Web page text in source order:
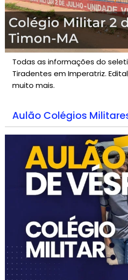
Todas as informações do
Tiradentes em Imperatriz.
muito mais.
Aulão Colégios